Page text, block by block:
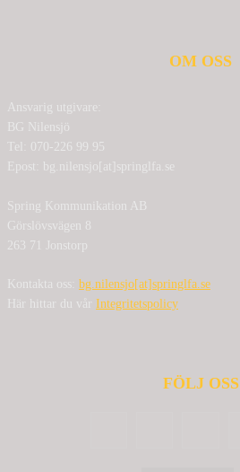
OM OSS
Ansvarig utgivare:
BG Nilensjö
Tel: 070-226 99 95
Epost: bg.nilensjo[at]springlfa.se
Spring Kommunikation AB
Görslövsvägen 8
263 71 Jonstorp
Kontakta oss: bg.nilensjo[at]springlfa.se
Här hittar du vår Integritetspolicy
FÖLJ OSS